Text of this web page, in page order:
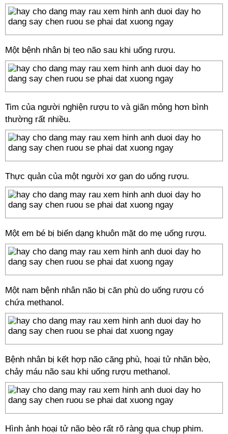
Một bệnh nhân bị teo não sau khi uống rượu.
Tim của người nghiện rượu to và giãn mỏng hơn bình
thường rất nhiều.
Thực quản của một người xơ gan do uống rượu.
Một em bé bị biến dạng khuôn mặt do mẹ uống rượu.
Một nam bệnh nhân não bị căn phù do uống rượu có
chứa methanol.
Bệnh nhân bị kết hợp não căng phù, hoại tử nhãn bèo,
chảy máu não sau khi uống rượu methanol.
Hình ảnh hoại tử não bèo rất rõ ràng qua chụp phim.